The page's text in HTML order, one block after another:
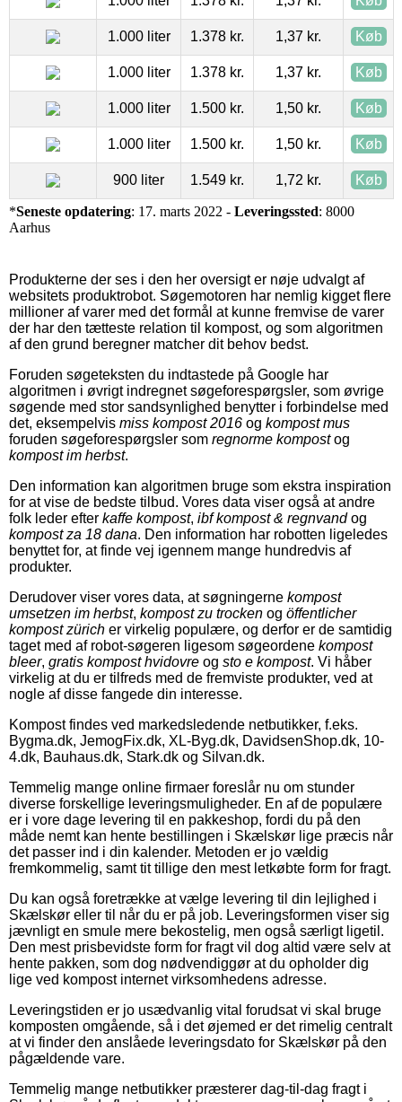
1.000 liter 1.378 kr. 1,37 kr. Køb
1.000 liter 1.378 kr. 1,37 kr. Køb
1.000 liter 1.500 kr. 1,50 kr. Køb
1.000 liter 1.500 kr. 1,50 kr. Køb
900 liter 1.549 kr. 1,72 kr. Køb
*Seneste opdatering: 17. marts 2022 - Leveringssted: 8000
Aarhus
Produkterne der ses i den her oversigt er nøje udvalgt af
websitets produktrobot. Søgemotoren har nemlig kigget flere
millioner af varer med det formål at kunne fremvise de varer
der har den tætteste relation til kompost, og som algoritmen
af den grund beregner matcher dit behov bedst.
Foruden søgeteksten du indtastede på Google har
algoritmen i øvrigt indregnet søgeforespørgsler, som øvrige
søgende med stor sandsynlighed benytter i forbindelse med
det, eksempelvis miss kompost 2016 og kompost mus
foruden søgeforespørgsler som regnorme kompostog
kompost im herbst.
Den information kan algoritmen bruge som ekstra inspiration
for at vise de bedste tilbud. Vores data viser også at andre
folk leder efter kaffe kompost, ibf kompost & regnvandog
kompost za 18 dana. Den information har robotten ligeledes
benyttet for, at finde vej igennem mange hundredvis af
produkter.
Derudover viser vores data, at søgningerne kompost
umsetzen im herbst, kompost zu trocken og öffentlicher
kompost zürich er virkelig populære, og derfor er de samtidig
taget med af robot-søgeren ligesom søgeordene kompost
bleer, gratis kompost hvidovre og sto e kompost. Vi håber
virkelig at du er tilfreds med de fremviste produkter, ved at
nogle af disse fangede din interesse.
Kompost findes ved markedsledende netbutikker, f.eks.
Bygma.dk, JemogFix.dk, XL-Byg.dk, DavidsenShop.dk, 10-
4.dk, Bauhaus.dk, Stark.dk og Silvan.dk.
Temmelig mange online firmaer foreslår nu om stunder
diverse forskellige leveringsmuligheder. En af de populære
er i vore dage levering til en pakkeshop, fordi du på den
måde nemt kan hente bestillingen i Skælskør lige præcis når
det passer ind i din kalender. Metoden er jo vældig
fremkommelig, samt tit tillige den mest letkøbte form for fragt.
Du kan også foretrække at vælge levering til din lejlighed i
Skælskør eller til når du er på job. Leveringsformen viser sig
jævnligt en smule mere bekostelig, men også særligt ligetil.
Den mest prisbevidste form for fragt vil dog altid være selv at
hente pakken, som dog nødvendiggør at du opholder dig
lige ved kompost internet virksomhedens adresse.
Leveringstiden er jo usædvanlig vital forudsat vi skal bruge
komposten omgående, så i det øjemed er det rimelig centralt
at vi finder den anslåede leveringsdato for Skælskør på den
pågældende vare.
Temmelig mange netbutikker præsterer dag-til-dag fragt i